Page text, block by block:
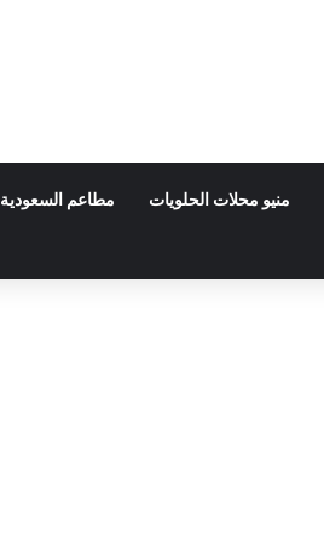
منيو محلات الحلويات مطاعم السعودية